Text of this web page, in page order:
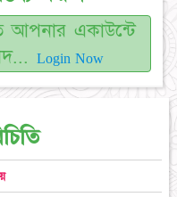
আপনার একাউন্টে
Login Now